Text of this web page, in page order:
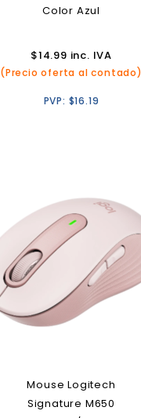
Color Azul
$14.99 inc. IVA
(Precio oferta al contado)
PVP: $16.19
Mouse Logitech
Signature M650